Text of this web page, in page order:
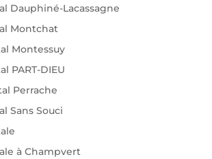
Dauphiné-Lacassagne
Montchat
Montessuy
PART-DIEU
Perrache
Sans Souci
à Champvert